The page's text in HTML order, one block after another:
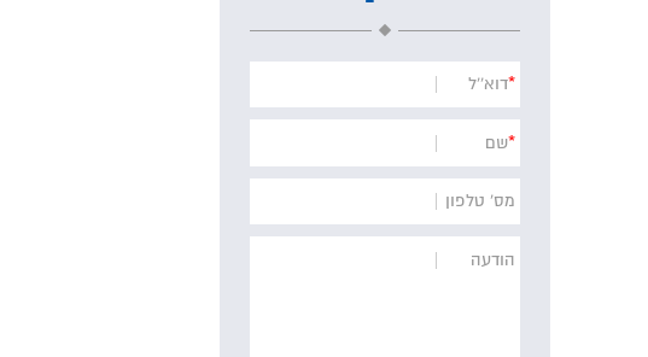
*דוא''ל
*שם
מס' טלפון
הודעה